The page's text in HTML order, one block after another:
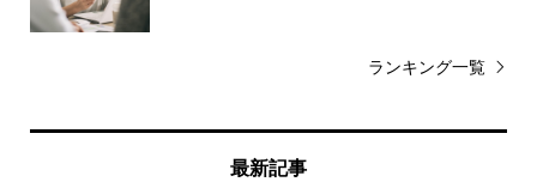
ランキング一覧
最新記事